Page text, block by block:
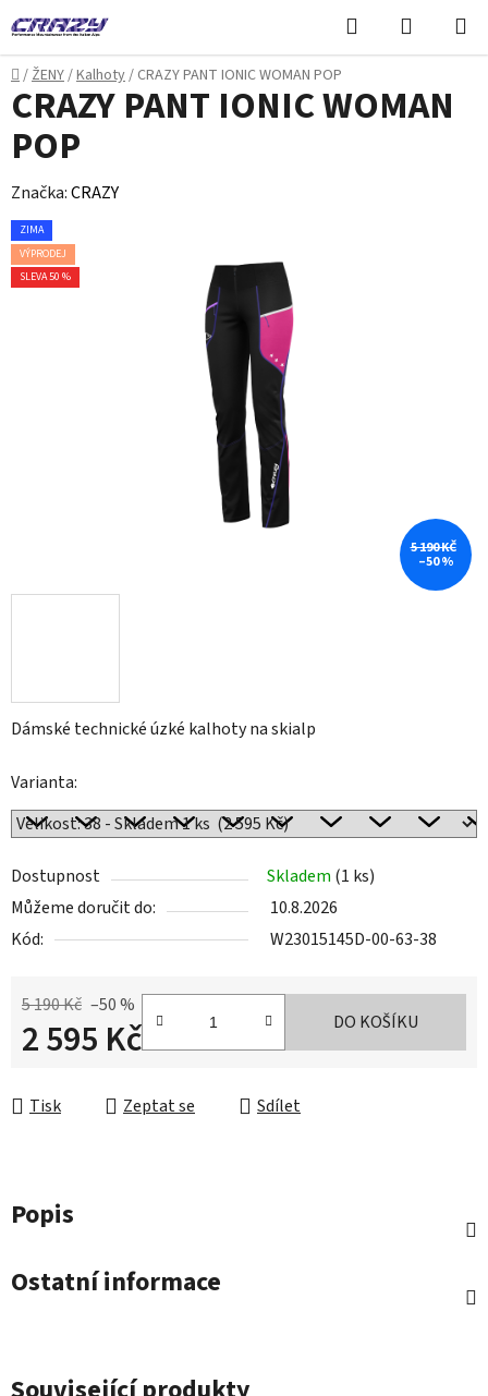
na
obsah
Hledat
KOŠÍK
Domů
/ŽENY/Kalhoty/ CRAZY PANT IONIC WOMAN POP
Dámské technické úzké kalhoty na skialp
Varianta:
Dostupnost Skladem (1 ks)
Můžeme doručit do:
10.8.2026
Kód:
W23015145D-00-63-38
5 190 Kč –50 %
2 595 Kč DO KOŠÍKU
Tisk Zeptat se Sdílet
CRAZY PANT IONIC WOMAN
POP
Značka:CRAZY
ZIMA
VÝPRODEJ
SLEVA 50 %
5 190 KČ
–50 %
Popis
Ostatní informace